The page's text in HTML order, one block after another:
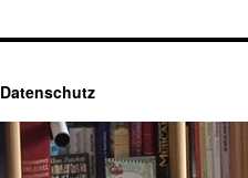
Datenschutz